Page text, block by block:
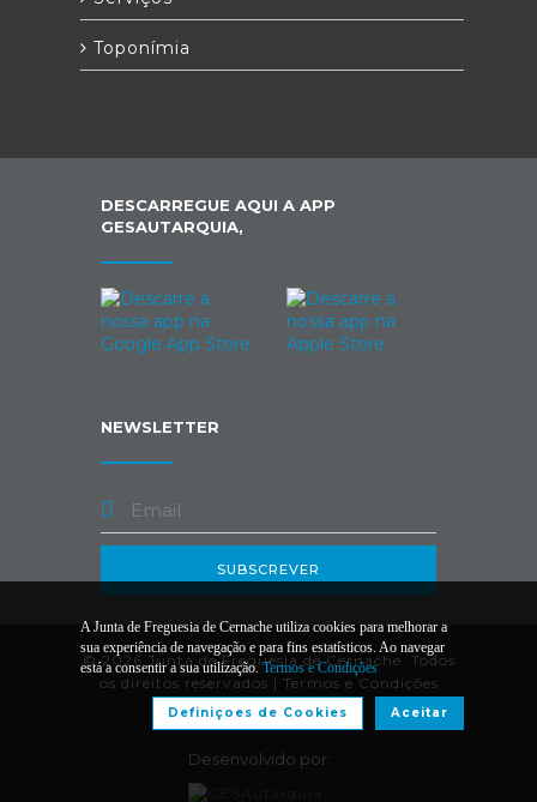
Toponímia
DESCARREGUE AQUI A APP
GESAUTARQUIA,
NEWSLETTER
SUBSCREVER
© 2026 Junta de Freguesia de Cernache. Todos
os direitos reservados | Termos e Condições
Desenvolvido por:
A Junta de Freguesia de Cernache utiliza cookies para melhorar a
sua experiência de navegação e para fins estatísticos. Ao navegar
está a consentir a sua utilização.Termos e Condições
Aceitar
Definiçoes de Cookies